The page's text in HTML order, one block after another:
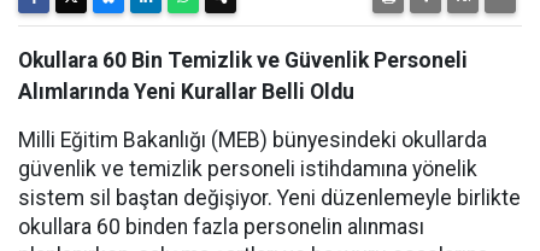
Okullara 60 Bin Temizlik ve Güvenlik Personeli
Alımlarında Yeni Kurallar Belli Oldu
Milli Eğitim Bakanlığı (MEB) bünyesindeki okullarda
güvenlik ve temizlik personeli istihdamına yönelik
sistem sil baştan değişiyor. Yeni düzenlemeyle birlikte
okullara 60 binden fazla personelin alınması